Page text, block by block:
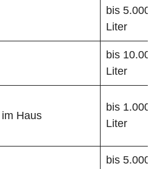
bis 5.000
Liter
bis 10.000
Liter
im Haus
bis 1.000
Liter
bis 5.000